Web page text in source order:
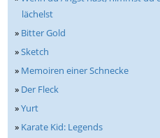
lächelst
» Bitter Gold
»Sketch
» Memoiren einer Schnecke
» Der Fleck
»Yurt
» Karate Kid: Legends